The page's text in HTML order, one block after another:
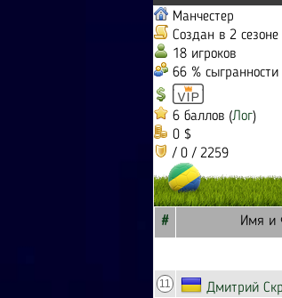
Манчестер
Создан в 2 сезоне
18 игроков
66 % сыгранности
6 баллов (Лог)
0 $
/ 0 / 2259
# Имя и
11 Дмитрий